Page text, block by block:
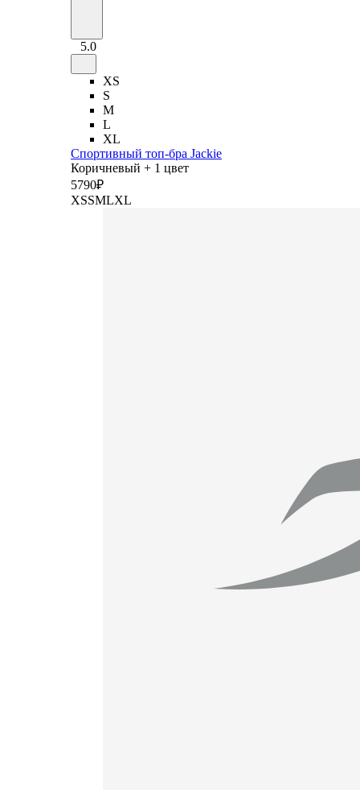
5.0
XS
S
M
L
XL
Спортивный топ-бра Jackie
Коричневый + 1 цвет
5790₽
XSSMLXL